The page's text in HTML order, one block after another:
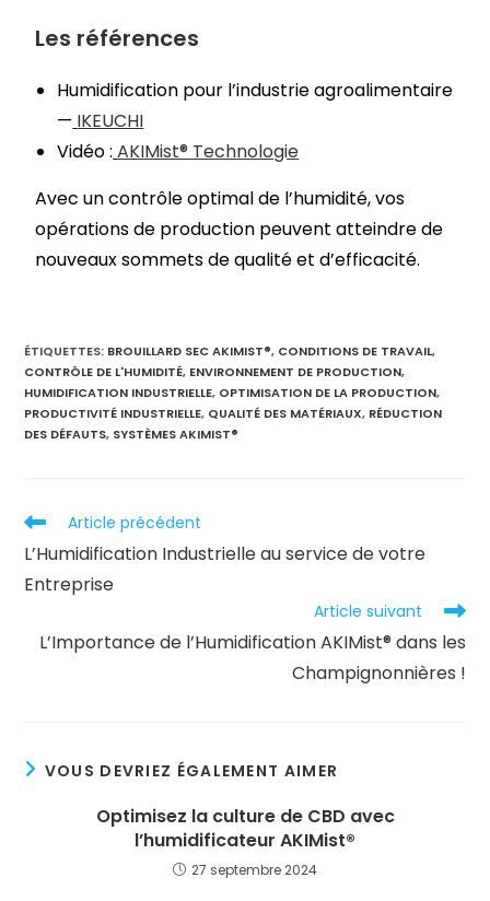
Les références
Humidification pour l’industrie agroalimentaire
— IKEUCHI
Vidéo : AKIMist® Technologie
Avec un contrôle optimal de l’humidité, vos
opérations de production peuvent atteindre de
nouveaux sommets de qualité et d’efficacité.
ÉTIQUETTES: BROUILLARD SEC AKIMIST®, CONDITIONS DE TRAVAIL,
CONTRÔLE DE L'HUMIDITÉ, ENVIRONNEMENT DE PRODUCTION,
HUMIDIFICATION INDUSTRIELLE, OPTIMISATION DE LA PRODUCTION,
PRODUCTIVITÉ INDUSTRIELLE, QUALITÉ DES MATÉRIAUX, RÉDUCTION
DES DÉFAUTS, SYSTÈMES AKIMIST®
Article précédent
L’Humidification Industrielle au service de votre
Entreprise
Article suivant
L’Importance de l’Humidification AKIMist® dans les
Champignonnières !
VOUS DEVRIEZ ÉGALEMENT AIMER
Optimisez la culture de CBD avec
l’humidificateur AKIMist®
27 septembre 2024